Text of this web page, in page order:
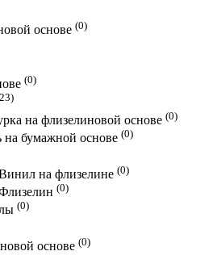
основе (0)
(0)
на флизелиновой основе (0)
бумажной основе (0)
на флизелине (0)
(0)
(0)
основе (0)